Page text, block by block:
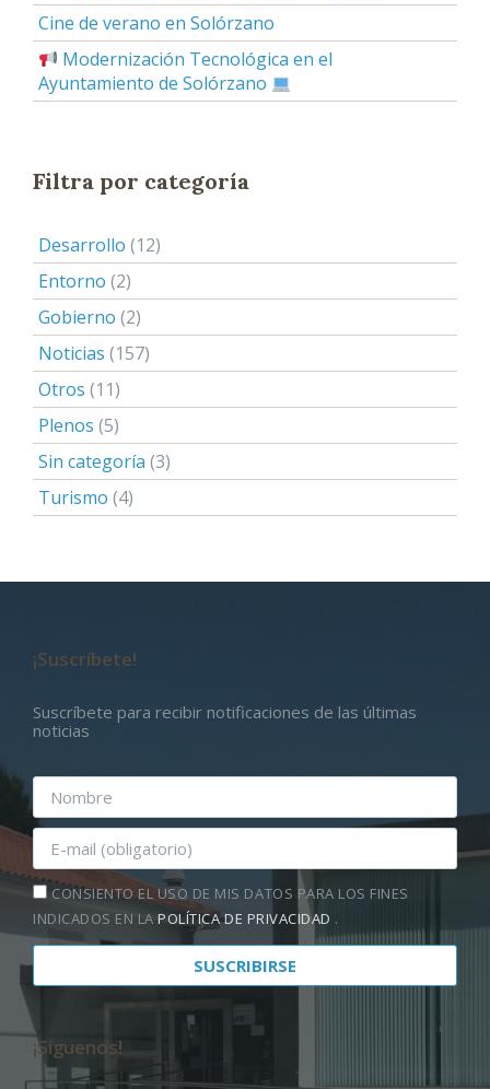
Cine de verano en Solórzano
Modernización Tecnológica en el
Ayuntamiento de Solórzano
Filtra por categoría
Desarrollo (12)
Entorno (2)
Gobierno (2)
Noticias (157)
Otros (11)
Plenos (5)
Sin categoría (3)
Turismo (4)
¡Suscríbete!
Suscríbete para recibir notificaciones de las últimas
noticias
CONSIENTO EL USO DE MIS DATOS PARA LOS FINES
INDICADOS EN LAPOLÍTICA DE PRIVACIDAD .
¡Síguenos!